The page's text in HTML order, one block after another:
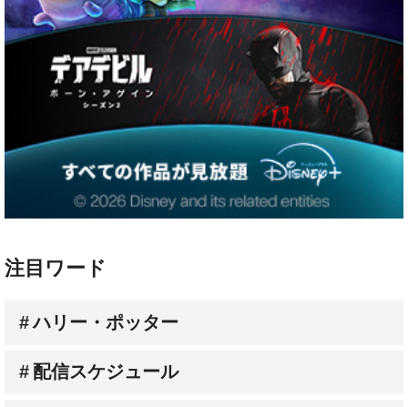
注目ワード
ハリー・ポッター
配信スケジュール
Prime Video